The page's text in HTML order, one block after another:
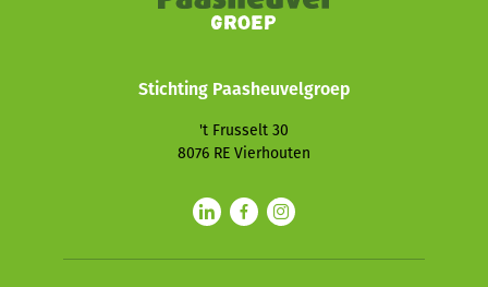
Stichting Paasheuvelgroep
't Frusselt 30
8076 RE Vierhouten